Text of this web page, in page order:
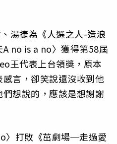
湯捷為《人選之人-造浪
no is a no〉獲得第58屆
王代表上台領獎，原本
言，卻笑說還沒收到他
想說的，應該是想謝謝
〉打敗《茁劇場─走過愛